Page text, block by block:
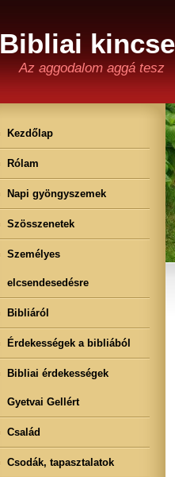
Bibliai
Az aggodalom aggá tesz
Kezdőlap
Rólam
Napi gyöngyszemek
Szösszenetek
Személyes
elcsendesedésre
Bibliáról
Érdekességek a bibliából
Bibliai érdekességek
Gyetvai Gellért
Család
Csodák, tapasztalatok